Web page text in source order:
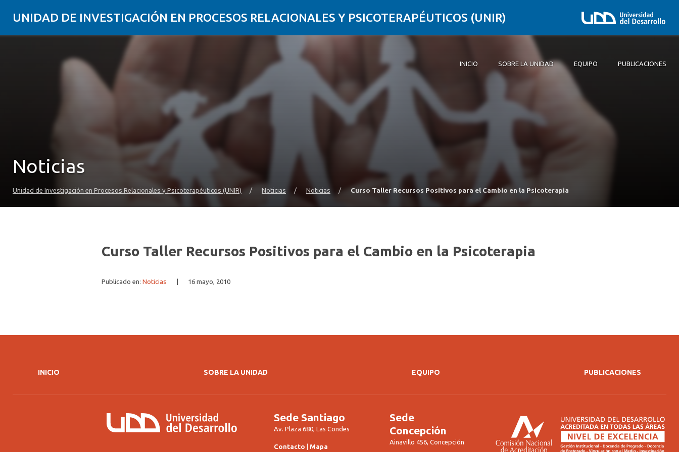
UNIDAD DE INVESTIGACIÓN EN PROCESOS RELACIONALES Y PSICOTERAPÉUTICOS (UNIR)
INICIO SOBRE LA UNIDAD EQUIPO PUBLICACIONES
Noticias
Unidad de Investigación en Procesos Relacionales y Psicoterapéuticos (UNIR) / Noticias / Noticias / Curso Taller Recursos Positivos para el Cambio en la Psicoterapia
Curso Taller Recursos Positivos para el Cambio en la Psicoterapia
Publicado en: Noticias 16 mayo, 2010
INICIO SOBRE LA UNIDAD EQUIPO PUBLICACIONES
Sede Santiago
Av. Plaza 680, Las Condes
Contacto Mapa
Sede
Concepción
Ainavillo 456, Concepción